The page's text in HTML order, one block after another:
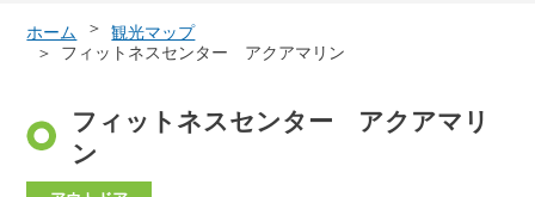
ホーム
観光マップ
フィットネスセンター アクアマリン
フィットネスセンター アクアマリ
ン